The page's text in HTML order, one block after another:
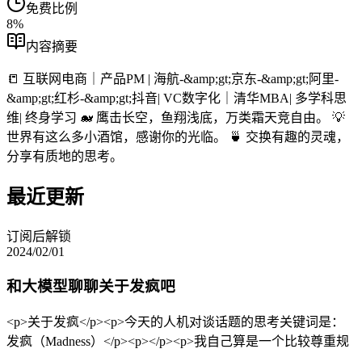
免费比例
8%
内容摘要
📒 互联网电商｜产品PM | 海航-&amp;gt;京东-&amp;gt;阿里-
&amp;gt;红杉-&amp;gt;抖音| VC数字化｜清华MBA| 多学科思
维| 终身学习 🐋 鹰击长空，鱼翔浅底，万类霜天竞自由。 💡
世界有这么多小酒馆，感谢你的光临。 🍵 交换有趣的灵魂，
分享有质地的思考。
最近更新
订阅后解锁
2024/02/01
和大模型聊聊关于发疯吧
<p>关于发疯</p><p>今天的人机对谈话题的思考关键词是：
发疯（Madness）</p><p></p><p>我自己算是一个比较尊重规